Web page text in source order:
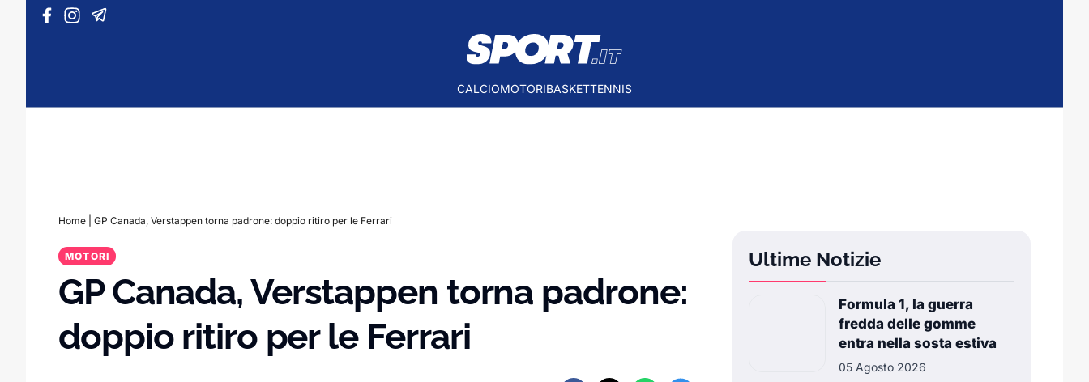
Vai al contenuto
CALCIOMOTORIBASKETTENNIS
Home GP Canada, Verstappen torna padrone: doppio ritiro per le Ferrari
MOTORI
GP Canada, Verstappen torna padrone:
doppio ritiro per le Ferrari
Ultime Notizie
Formula 1, la guerra
fredda delle gomme
entra nella sosta estiva
05 Agosto 2026